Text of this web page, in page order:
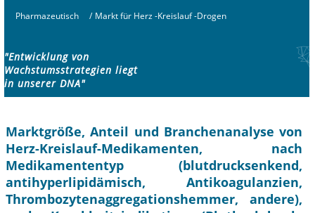
Pharmazeutisch / Markt für Herz -Kreislauf -Drogen
"Entwicklung von
Wachstumsstrategien liegt
in unserer DNA"
Marktgröße, Anteil und Branchenanalyse von
Herz-Kreislauf-Medikamenten, nach
Medikamententyp (blutdrucksenkend,
antihyperlipidämisch, Antikoagulanzien,
Thrombozytenaggregationshemmer, andere),